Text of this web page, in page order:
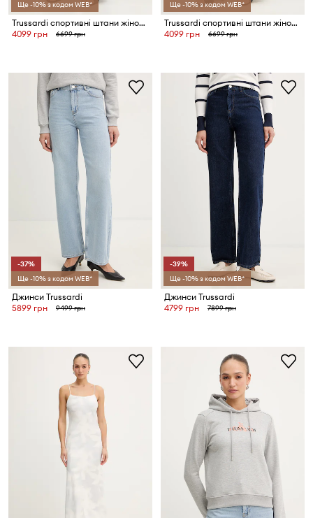
Ще -10% з кодом WEB*
Trussardi спортивні штани жіночі бавовняні
4099 грн
6699 грн
Ще -10% з кодом WEB*
Trussardi спортивні штани жіночі бавовняні
4099 грн
6699 грн
-37%
Ще -10% з кодом WEB*
Джинси Trussardi
5899 грн
9499 грн
-39%
Ще -10% з кодом WEB*
Джинси Trussardi
4799 грн
7899 грн